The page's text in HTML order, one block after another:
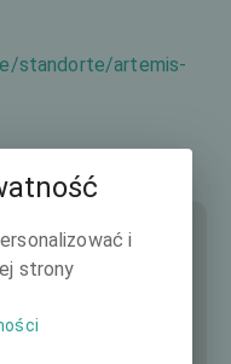
standorte/artemis-
i
strony